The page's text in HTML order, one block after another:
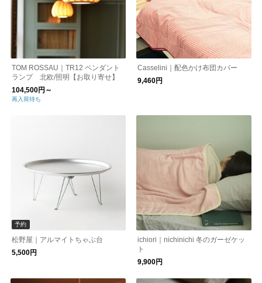
TOM ROSSAU｜TR12 ペンダント
ランプ 北欧/照明【お取り寄せ】
104,500円～
再入荷待ち
Casselini｜配色かけ布団カバー
9,460円
予約
松野屋｜アルマイトちゃぶ台
5,500円
ichiori｜nichinichi 冬のガーゼケッ
ト
9,900円